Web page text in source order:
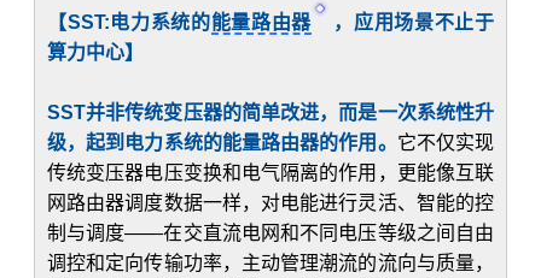
【SST:电力系统的能量路由器
，应用场景不止于
算力中心】
SST并非传统变压器的简单改进，而是一次系统性升
级，起到电力系统的能量路由器的作用。 它不仅实现
传统变压器电压变换和电气隔离的作用，更能像互联
网路由器调度数据一样，对电能进行灵活、智能的控
制与调度——在交直流电网和不同电压等级之间自由
调控和定向传输功率，主动管理潮流的流向与质量，